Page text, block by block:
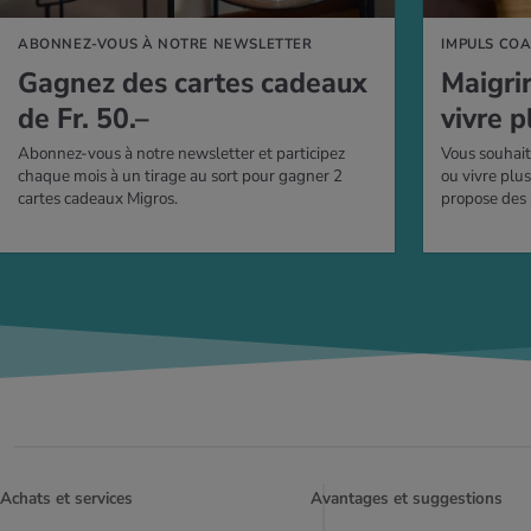
ABONNEZ-VOUS À NOTRE NEWSLETTER
Gagnez des cartes cadeaux
de Fr. 50.–
Abonnez-vous à notre newsletter et participez
chaque mois à un tirage au sort pour gagner 2
cartes cadeaux Migros.
IMPULS
vivre
Vous
ou vivre
propose
Achats et services Avantages et suggestions